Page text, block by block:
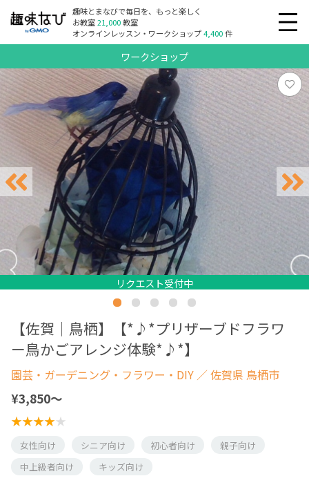
趣味とまなびで毎日を、もっと楽しく
お教室21,000教室
オンラインレッスン・ワークショップ4,400件
ワークショップ
リクエスト受付中
リクエスト受付中
リクエスト受付中
リクエスト受付中
リクエスト受付中
リクエスト受付中
【佐賀│鳥栖】【*♪*プリザーブドフラワ
ー鳥かごアレンジ体験*♪*】
園芸・ガーデニング・フラワー・DIY ／ 佐賀県 鳥栖市
¥3,850〜
女性向け シニア向け 初心者向け
親子向け
中上級者向け
キッズ向け